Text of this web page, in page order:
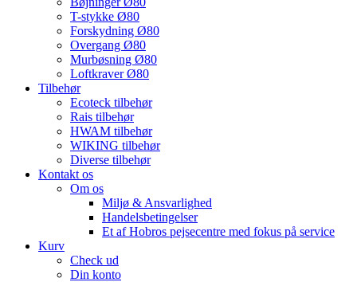
T-stykke Ø80
Forskydning Ø80
Overgang Ø80
Murbøsning Ø80
Loftkraver Ø80
Tilbehør
Ecoteck tilbehør
Rais tilbehør
HWAM tilbehør
WIKING tilbehør
Diverse tilbehør
Kontakt os
Om os
Miljø & Ansvarlighed
Handelsbetingelser
Et af Hobros pejsecentre med fokus på service
Kurv
Check ud
Din konto